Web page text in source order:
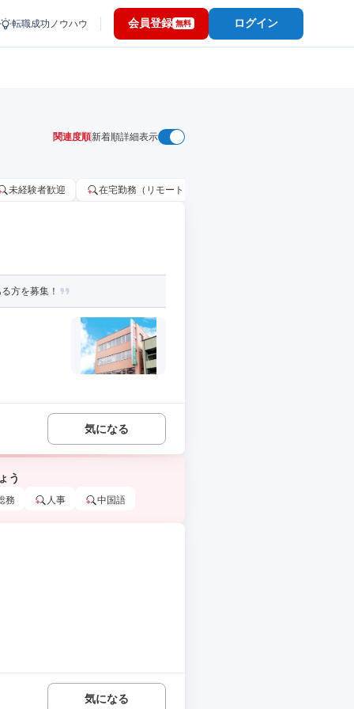
転職成功ノウハウ 会員登録 無料 ログイン
関連度順新着順詳細表示
未経験者歓迎 在宅勤務（リモートワーク）OK
方を募集！
気になる
う
務 人事 中国語
気になる